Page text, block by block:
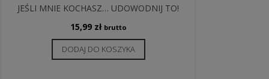
JEŚLI MNIE KOCHASZ… UDOWODNIJ TO!
15,99 zł brutto
DODAJ DO KOSZYKA